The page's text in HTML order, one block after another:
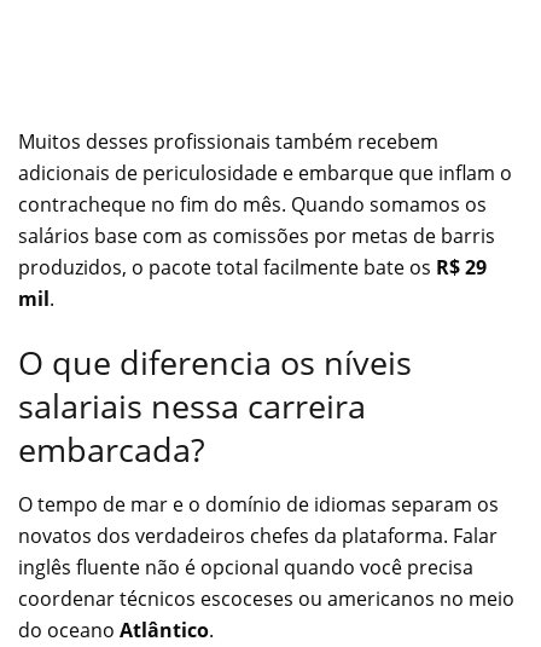
Muitos desses profissionais também recebem
adicionais de periculosidade e embarque que inflam o
contracheque no fim do mês. Quando somamos os
salários base com as comissões por metas de barris
produzidos, o pacote total facilmente bate os R$ 29
mil.
O que diferencia os níveis
salariais nessa carreira
embarcada?
O tempo de mar e o domínio de idiomas separam os
novatos dos verdadeiros chefes da plataforma. Falar
inglês fluente não é opcional quando você precisa
coordenar técnicos escoceses ou americanos no meio
do oceano Atlântico.